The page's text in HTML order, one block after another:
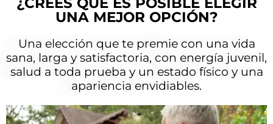
UNA MEJOR OPCIÓN?
Una elección que te premie con una vida
sana, larga y satisfactoria, con energía juvenil,
salud a toda prueba y un estado físico y una
apariencia envidiables.